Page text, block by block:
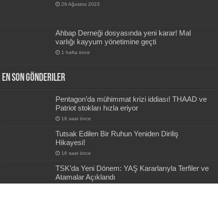
29 Ağustos 2023
Ahbap Derneği dosyasında yeni karar! Mal
varlığı kayyum yönetimine geçti
1 hafta önce
En Son Gönderiler
Pentagon’da mühimmat krizi iddiası! THAAD ve
Patriot stokları hızla eriyor
16 saat önce
Tutsak Edilen Bir Ruhun Yeniden Diriliş
Hikayesi!
16 saat önce
TSK’da Yeni Dönem: YAŞ Kararlarıyla Terfiler ve
Atamalar Açıklandı